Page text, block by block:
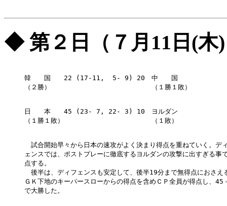
◆ 第２日（７月11日(木
韓　　国　　22 (17-11,  5- 9) 20　中　　国
（２勝）　　                    　（１勝１敗）
日　　本　　45 (23- 7, 22- 3) 10　ヨルダン
（１勝１敗）                    　（１敗）
試合開始早々から日本の速攻がよく決まり得点を重ねていく。デ
ェンスでは、ポストプレーに徹底するヨルダンの攻撃に出すぎる事
点する。
後半は、ディフェンスも安定して、後半19分まで無得点におさえ
ＧＫ下地のキーパースローからの得点を含めＣＰ全員が得点し、45
で大勝した。